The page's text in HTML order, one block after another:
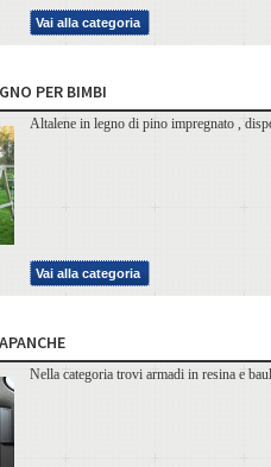
Vai alla categoria
PER BIMBI
Altalene in legno di pino impregnato ,
Vai alla categoria
Nella categoria trovi armadi in resina e